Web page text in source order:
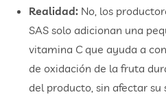
Realidad: No, los
SAS solo adicionan una
vitamina C que ayuda a
de oxidación de la fruta
del producto, sin afectar su